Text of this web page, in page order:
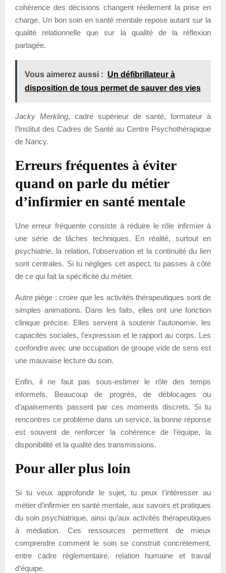
cohérence des décisions changent réellement la prise en
charge. Un bon soin en santé mentale repose autant sur la
qualité relationnelle que sur la qualité de la réflexion
partagée.
Vous aimerez aussi : Un défibrillateur à
disposition de tous permet de sauver des vies
Jacky Merkling, cadre supérieur de santé, formateur à
l’Institut des Cadres de Santé au Centre Psychothérapique
de Nancy.
Erreurs fréquentes à éviter
quand on parle du métier
d’infirmier en santé mentale
Une erreur fréquente consiste à réduire le rôle infirmier à
une série de tâches techniques. En réalité, surtout en
psychiatrie, la relation, l’observation et la continuité du lien
sont centrales. Si tu négliges cet aspect, tu passes à côté
de ce qui fait la spécificité du métier.
Autre piège : croire que les activités thérapeutiques sont de
simples animations. Dans les faits, elles ont une fonction
clinique précise. Elles servent à soutenir l’autonomie, les
capacités sociales, l’expression et le rapport au corps. Les
confondre avec une occupation de groupe vide de sens est
une mauvaise lecture du soin.
Enfin, il ne faut pas sous-estimer le rôle des temps
informels. Beaucoup de progrès, de déblocages ou
d’apaisements passent par ces moments discrets. Si tu
rencontres ce problème dans un service, la bonne réponse
est souvent de renforcer la cohérence de l’équipe, la
disponibilité et la qualité des transmissions.
Pour aller plus loin
Si tu veux approfondir le sujet, tu peux t’intéresser au
métier d’infirmier en santé mentale, aux savoirs et pratiques
du soin psychiatrique, ainsi qu’aux activités thérapeutiques
à médiation. Ces ressources permettent de mieux
comprendre comment le soin se construit concrètement,
entre cadre réglementaire, relation humaine et travail
d’équipe.